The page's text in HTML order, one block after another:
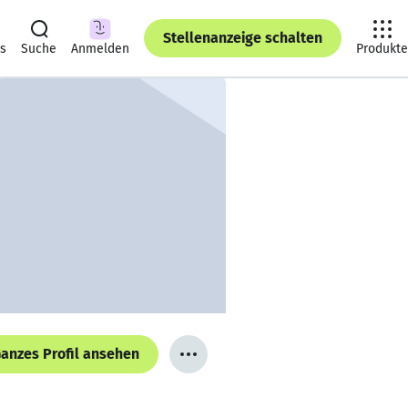
Suche Anmelden
Stellenanzeige schalten
Produkte
Profil ansehen